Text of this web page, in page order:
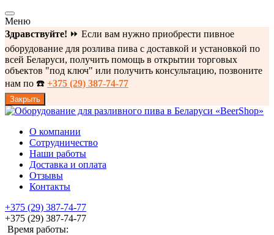
Меню
Здравствуйте! ⏩ Если вам нужно приобрести пивное
оборудование для розлива пива с доставкой и установкой по
всей Беларуси, получить помощь в открытии торговых
объектов "под ключ" или получить консультацию, позвоните
нам по ☎️ +375 (29) 387-74-77
Закрыть
О компании
Сотрудничество
Наши работы
Доставка и оплата
Отзывы
Контакты
+375 (29) 387-74-77
+375 (29) 387-74-77
Время работы: